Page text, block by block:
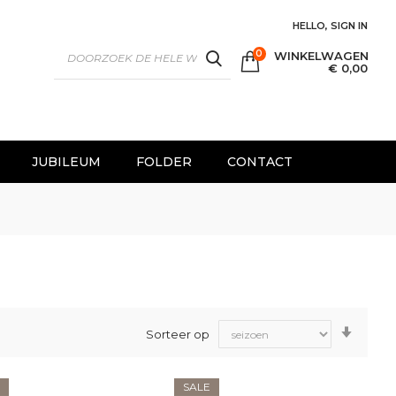
HELLO, SIGN IN
SEARCH WINKELWAGEN
€ 0,00
0
JUBILEUM FOLDER CONTACT
Sorteer op
SALE